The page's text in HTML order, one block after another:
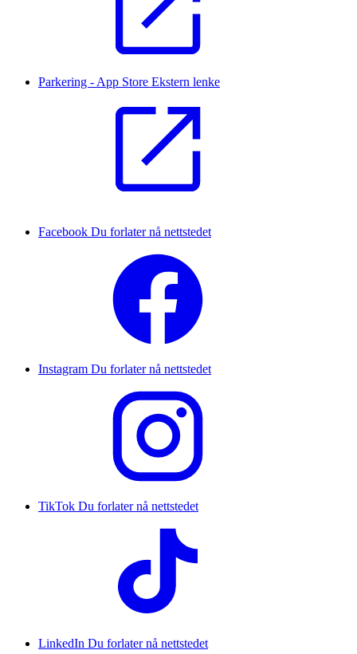
Parkering - App Store Ekstern lenke
Facebook Du forlater nå nettstedet
Instagram Du forlater nå nettstedet
TikTok Du forlater nå nettstedet
LinkedIn Du forlater nå nettstedet